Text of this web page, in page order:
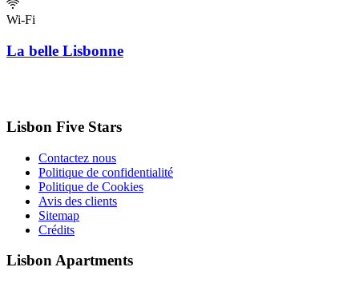
Wi-Fi
La belle Lisbonne
Lisbon Five Stars
Contactez nous
Politique de confidentialité
Politique de Cookies
Avis des clients
Sitemap
Crédits
Lisbon Apartments